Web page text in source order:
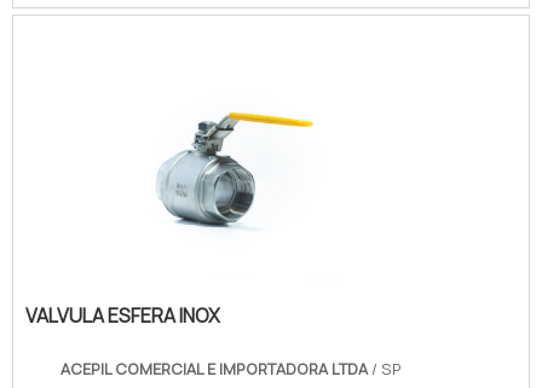
encontrado em modelos diferentes, como:
automatizadaÉ bastante evidente o
benefício que a válvula oferece quando
colocamos em questão a distância entre os
pontos e o tama.
VALVULA ESFERA INOX
ACEPIL COMERCIAL E IMPORTADORA LTDA/ SP